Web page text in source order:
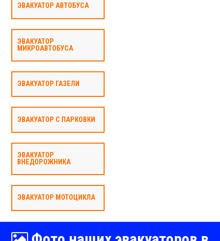
ЭВАКУАТОР АВТОБУСА
ЭВАКУАТОР
МИКРОАВТОБУСА
ЭВАКУАТОР ГАЗЕЛИ
ЭВАКУАТОР С ПАРКОВКИ
ЭВАКУАТОР
ВНЕДОРОЖНИКА
ЭВАКУАТОР МОТОЦИКЛА